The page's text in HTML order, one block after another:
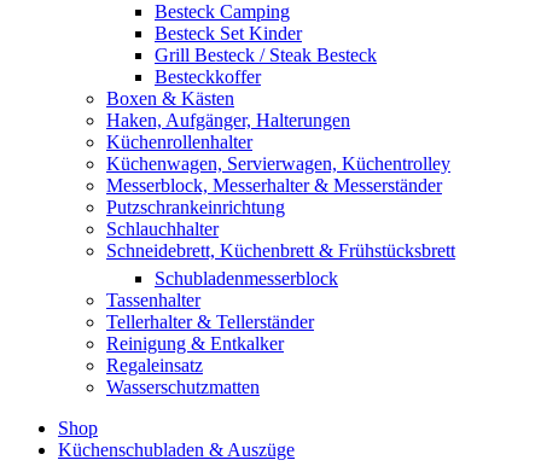
Besteck Camping
Besteck Set Kinder
Grill Besteck / Steak Besteck
Besteckkoffer
Boxen & Kästen
Haken, Aufgänger, Halterungen
Küchenrollenhalter
Küchenwagen, Servierwagen, Küchentrolley
Messerblock, Messerhalter & Messerständer
Putzschrankeinrichtung
Schlauchhalter
Schneidebrett, Küchenbrett & Frühstücksbrett
Schubladenmesserblock
Tassenhalter
Tellerhalter & Tellerständer
Reinigung & Entkalker
Regaleinsatz
Wasserschutzmatten
Shop
Küchenschubladen & Auszüge